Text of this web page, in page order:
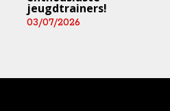
jeugdtrainers!
03/07/2026